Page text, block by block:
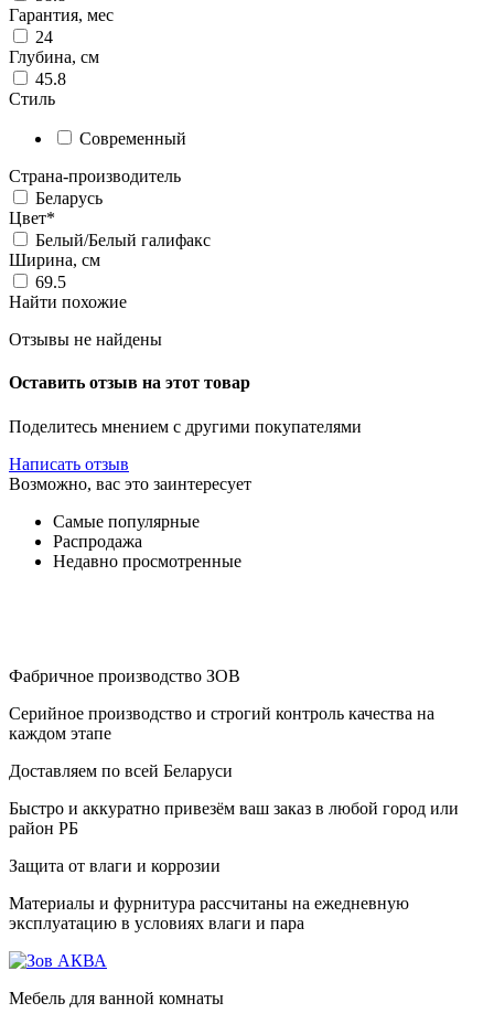
Гарантия, мес
24
Глубина, см
45.8
Стиль
Современный
Страна-производитель
Беларусь
Цвет*
Белый/Белый галифакс
Ширина, см
69.5
Найти похожие
Отзывы не найдены
Оставить отзыв на этот товар
Поделитесь мнением с другими покупателями
Написать отзыв
Возможно, вас это заинтересует
Самые популярные
Распродажа
Недавно просмотренные
Фабричное производство ЗОВ
Серийное производство и строгий контроль качества на
каждом этапе
Доставляем по всей Беларуси
Быстро и аккуратно привезём ваш заказ в любой город или
район РБ
Защита от влаги и коррозии
Материалы и фурнитура рассчитаны на ежедневную
эксплуатацию в условиях влаги и пара
Мебель для ванной комнаты